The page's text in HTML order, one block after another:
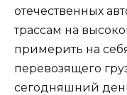
отечественных
трассам на
примерить на
перевозящего
сегодняшний